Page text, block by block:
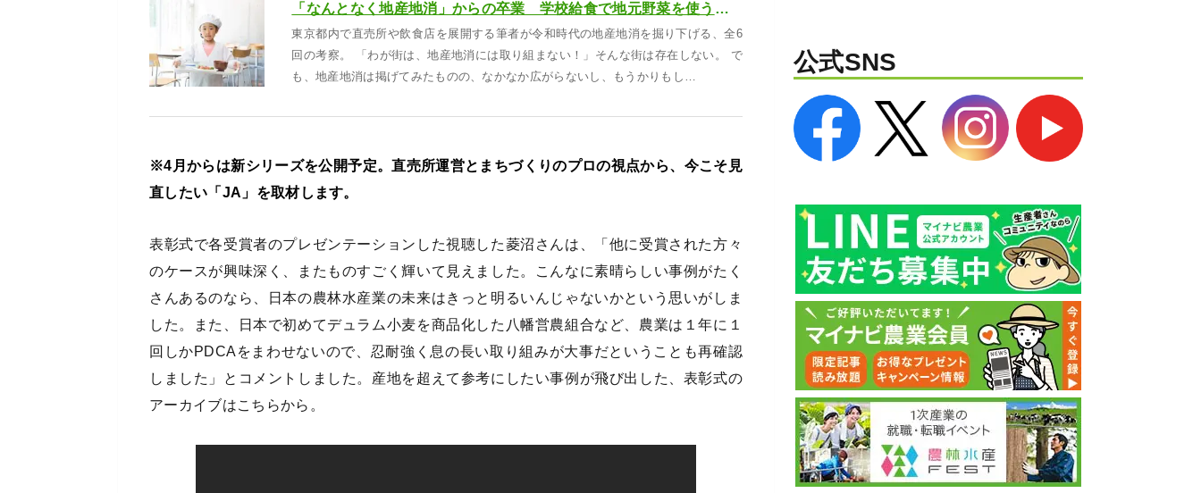
「なんとなく地産地消」からの卒業 学校給食で地元野菜を使う意義って？【#1】
東京都内で直売所や飲食店を展開する筆者が令和時代の地産地消を掘り下げる、全6
回の考察。 「わが街は、地産地消には取り組まない！」そんな街は存在しない。 で
も、地産地消は掲げてみたものの、なかなか広がらないし、もうかりもし…
※4月からは新シリーズを公開予定。直売所運営とまちづくりのプロの視点から、今こそ見
直したい「JA」を取材します。
表彰式で各受賞者のプレゼンテーションした視聴した菱沼さんは、「他に受賞された方々
のケースが興味深く、またものすごく輝いて見えました。こんなに素晴らしい事例がたく
さんあるのなら、日本の農林水産業の未来はきっと明るいんじゃないかという思いがしま
した。また、日本で初めてデュラム小麦を商品化した八幡営農組合など、農業は１年に１
回しかPDCAをまわせないので、忍耐強く息の長い取り組みが大事だということも再確認
しました」とコメントしました。産地を超えて参考にしたい事例が飛び出した、表彰式の
アーカイブはこちらから。
公式SNS